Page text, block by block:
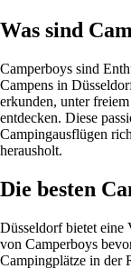
Was sind
Camperboys sind
Campens in
erkunden, unter
entdecken. Diese
Campingausflügen
herausholt.
Die besten
Düsseldorf bietet eine
von Camperboys
Campingplätze in der